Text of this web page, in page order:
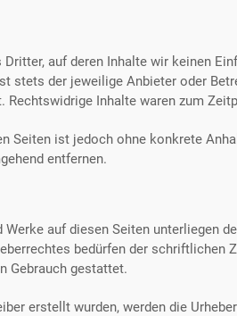
auf deren Inhalte wir keinen
stets der jeweilige Anbieter oder
Inhalte waren zum
Seiten ist jedoch ohne konkrete
entfernen.
auf diesen Seiten unterliegen
bedürfen der
Gebrauch gestattet.
erstellt wurden, werden die